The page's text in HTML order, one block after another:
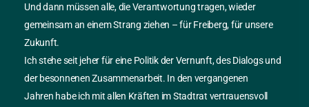
und wird der Autor dieser Seite auf derartige Inhalte von
gelinkten Seiten aufmerksam (gemacht), so wird er einen
Link auf derartige Seiten unverzüglich unterbinden.
Urheberrecht:
Und dann müssen alle, die Verantwortung tragen, wieder
gemeinsam an einem Strang ziehen – für Freiberg, für unsere
Zukunft.
Ich stehe seit jeher für eine Politik der Vernunft, des Dialogs und
der besonnenen Zusammenarbeit. In den vergangenen
Jahren habe ich mit allen Kräften im Stadtrat vertrauensvoll